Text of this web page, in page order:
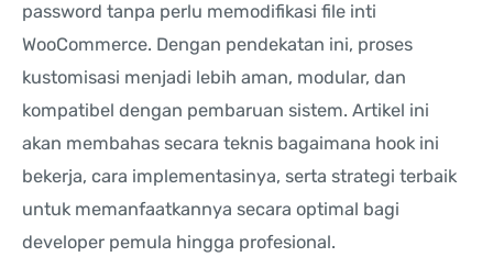
password tanpa perlu memodifikasi file inti
WooCommerce. Dengan pendekatan ini, proses
kustomisasi menjadi lebih aman, modular, dan
kompatibel dengan pembaruan sistem. Artikel ini
akan membahas secara teknis bagaimana hook ini
bekerja, cara implementasinya, serta strategi terbaik
untuk memanfaatkannya secara optimal bagi
developer pemula hingga profesional.